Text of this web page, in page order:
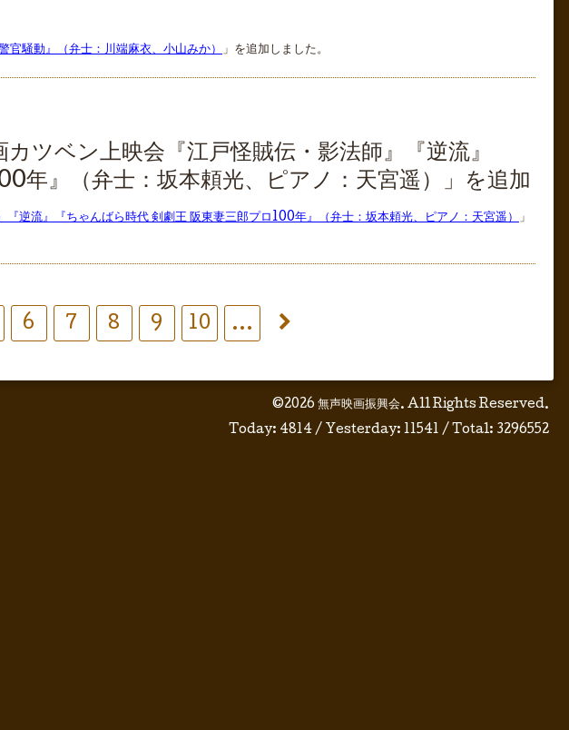
騒動』（弁士：川端麻衣、小山みか） 」を追加しました。
ツベン上映会『江戸怪賊伝・影法師』『逆流』
年』（弁士：坂本頼光、ピアノ：天宮遥）」を追加
逆流』『ちゃんばら時代 剣劇王 阪東妻三郎プロ100年』（弁士：坂本頼光、ピアノ：天宮遥） 」
6 7 8 9 10 ...
©2026 無声映画振興会. All Rights Reserved.
Today: 4814 / Yesterday: 11541 / Total: 3296552